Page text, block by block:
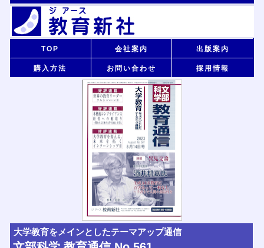
TOP 会社案内 出版案内
購入方法 お問い合わせ 採用情報
大学教育をメインとしたテーマアップ通信